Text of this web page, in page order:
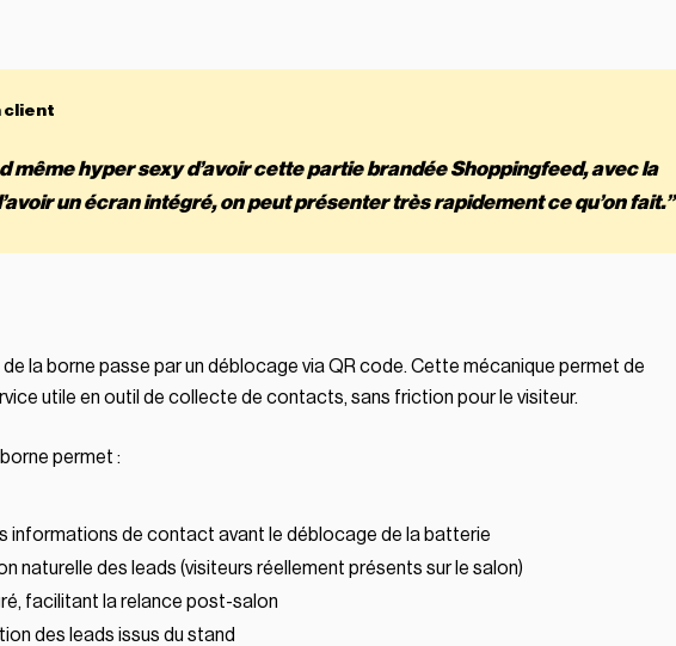
même hyper sexy d’avoir cette partie brandée Shoppingfeed, avec la
un écran intégré, on peut présenter très rapidement ce qu’on fait.”
la borne passe par un déblocage via QR code. Cette mécanique permet de
utile en outil de collecte de contacts, sans friction pour le visiteur.
permet :
informations de contact avant le déblocage de la batterie
naturelle des leads (visiteurs réellement présents sur le salon)
facilitant la relance post-salon
des leads issus du stand